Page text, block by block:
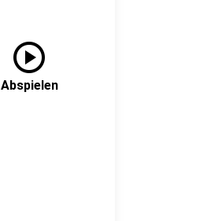
play_circle
Abspielen